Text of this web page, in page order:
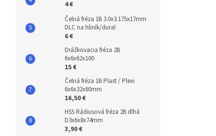
4 €
Čelná fréza 1B 3.0x3.175x17mm
DLC na hliník/dural
6 €
Drážkovacia fréza 2B
6x6x62x100
15 €
Čelná fréza 1B Plast / Plexi
6x6x32x60mm
16,50 €
HSS Rádiusová fréza 2B dlhá
D3x6x8x74mm
3,90 €